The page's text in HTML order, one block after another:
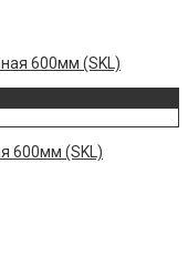
600мм (SKL)